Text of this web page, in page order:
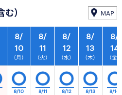
） MAP
8/
10
（月）
8/
11
（火）
8/
12
（水）
8/
13
（木）
8/10 8/11 8/12 8/13
8/
14
（金）
8/14